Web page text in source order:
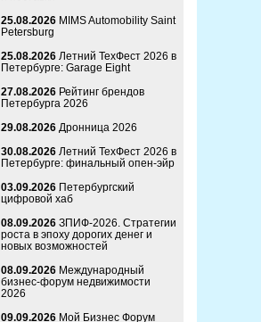
25.08.2026 MIMS Automobility Saint
Petersburg
25.08.2026 Летний ТехФест 2026 в
Петербурге: Garage Eight
27.08.2026 Рейтинг брендов
Петербурга 2026
29.08.2026 Дронница 2026
30.08.2026 Летний ТехФест 2026 в
Петербурге: финальный опен-эйр
03.09.2026 Петербургский
цифровой хаб
08.09.2026 ЗПИФ-2026. Стратегии
роста в эпоху дорогих денег и
новых возможностей
08.09.2026 Международный
бизнес-форум недвижимости
2026
09.09.2026 Мой Бизнес Форум